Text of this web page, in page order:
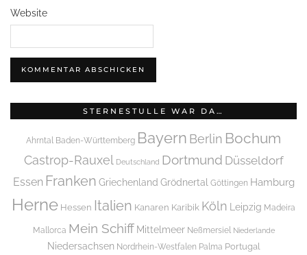
Website
STERNESTULLE WAR DA…
Ahrntal Baden-Württemberg Bayern Berlin Bochum
Castrop-Rauxel Deutschland Dortmund Düsseldorf
Essen Franken Griechenland Grödnertal Göttingen Hamburg
Herne Hessen Italien Kanaren Karibik Köln Leipzig Madeira
Mallorca Mein Schiff Mittelmeer Neßmersiel Niederlande
Niedersachsen Nordrhein-Westfalen Palma Portugal